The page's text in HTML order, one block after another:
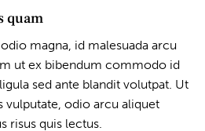
quam
magna, id malesuada arcu
ut ex bibendum commodo id
sed ante blandit volutpat. Ut
vulputate, odio arcu aliquet
risus quis lectus.